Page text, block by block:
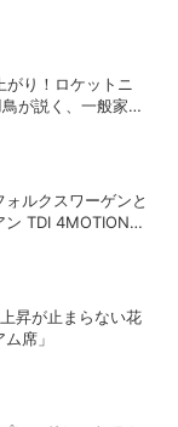
り！ロケットニ
が説く、一般家庭
ルクスワーゲンと
ン TDI 4MOTION
昇が止まらない花
席」